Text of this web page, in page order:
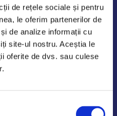
de rețele sociale și pentru
le oferim partenerilor de
de analize informații cu
site-ul nostru. Aceștia le
oferite de dvs. sau culese
14:00